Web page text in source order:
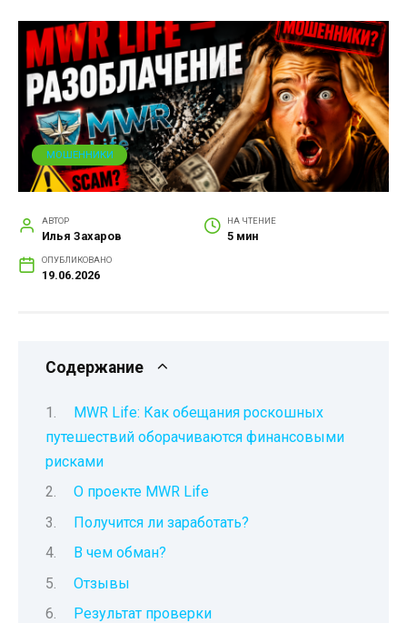
МОШЕННИКИ
АВТОР
Илья Захаров
НА ЧТЕНИЕ
5 мин
ОПУБЛИКОВАНО
19.06.2026
Содержание
MWR Life: Как обещания роскошных
путешествий оборачиваются финансовыми
рисками
О проекте MWR Life
Получится ли заработать?
В чем обман?
Отзывы
Результат проверки